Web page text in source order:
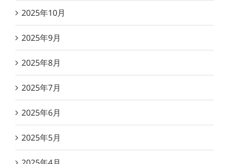
2025年10月
2025年9月
2025年8月
2025年7月
2025年6月
2025年5月